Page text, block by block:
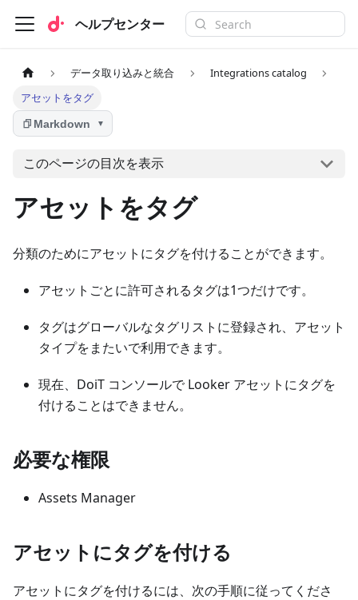
ヘルプセンター
データ取り込みと統合
Integrations catalog
アセットをタグ
Markdown ▼
このページの目次を表示
アセットをタグ
分類のためにアセットにタグを付けることができます。
アセットごとに許可されるタグは1つだけです。
タグはグローバルなタグリストに登録され、アセット
タイプをまたいで利用できます。
現在、DoiT コンソールで Looker アセットにタグを
付けることはできません。
必要な権限
Assets Manager
アセットにタグを付ける
アセットにタグを付けるには、次の手順に従ってくださ